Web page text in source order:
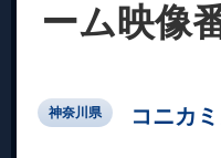
ーム映像
神奈川県 コニカ